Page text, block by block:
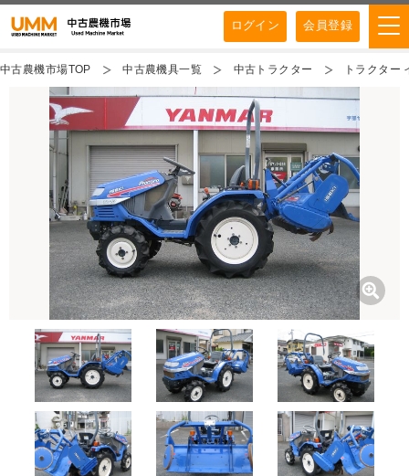
ログイン 会員登録
中古農機市場TOP 中古農機具一覧 中古トラクター トラクター